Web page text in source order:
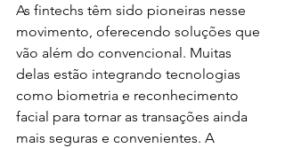
As fintechs têm sido pioneiras nesse
movimento, oferecendo soluções que
vão além do convencional. Muitas
delas estão integrando tecnologias
como biometria e reconhecimento
facial para tornar as transações ainda
mais seguras e convenientes. A